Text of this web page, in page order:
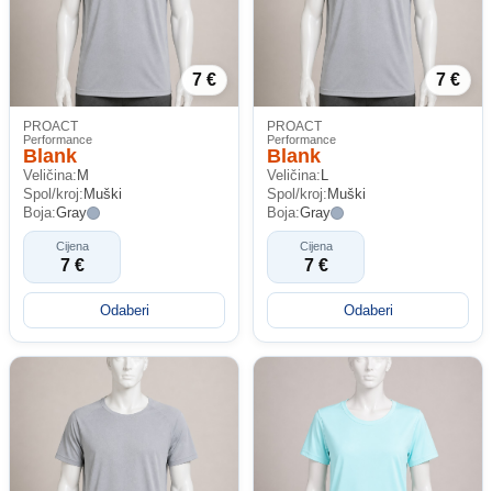
7 €
PROACT
Performance
Blank
Veličina: M
Spol/kroj: Muški
Boja:Gray
Cijena
7 €
Odaberi
7 €
PROACT
Performance
Blank
Veličina: L
Spol/kroj: Muški
Boja:Gray
Cijena
7 €
Odaberi